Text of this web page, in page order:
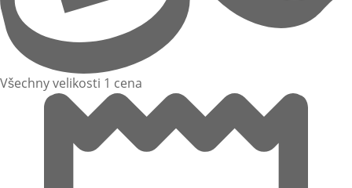
Všechny velikosti 1 cena